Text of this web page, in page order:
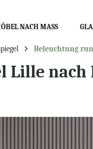
NACH MASS
Beleuchtung
Lille nach